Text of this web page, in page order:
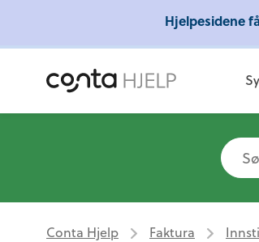
Conta Hjelp Faktura
Hjelpesidene